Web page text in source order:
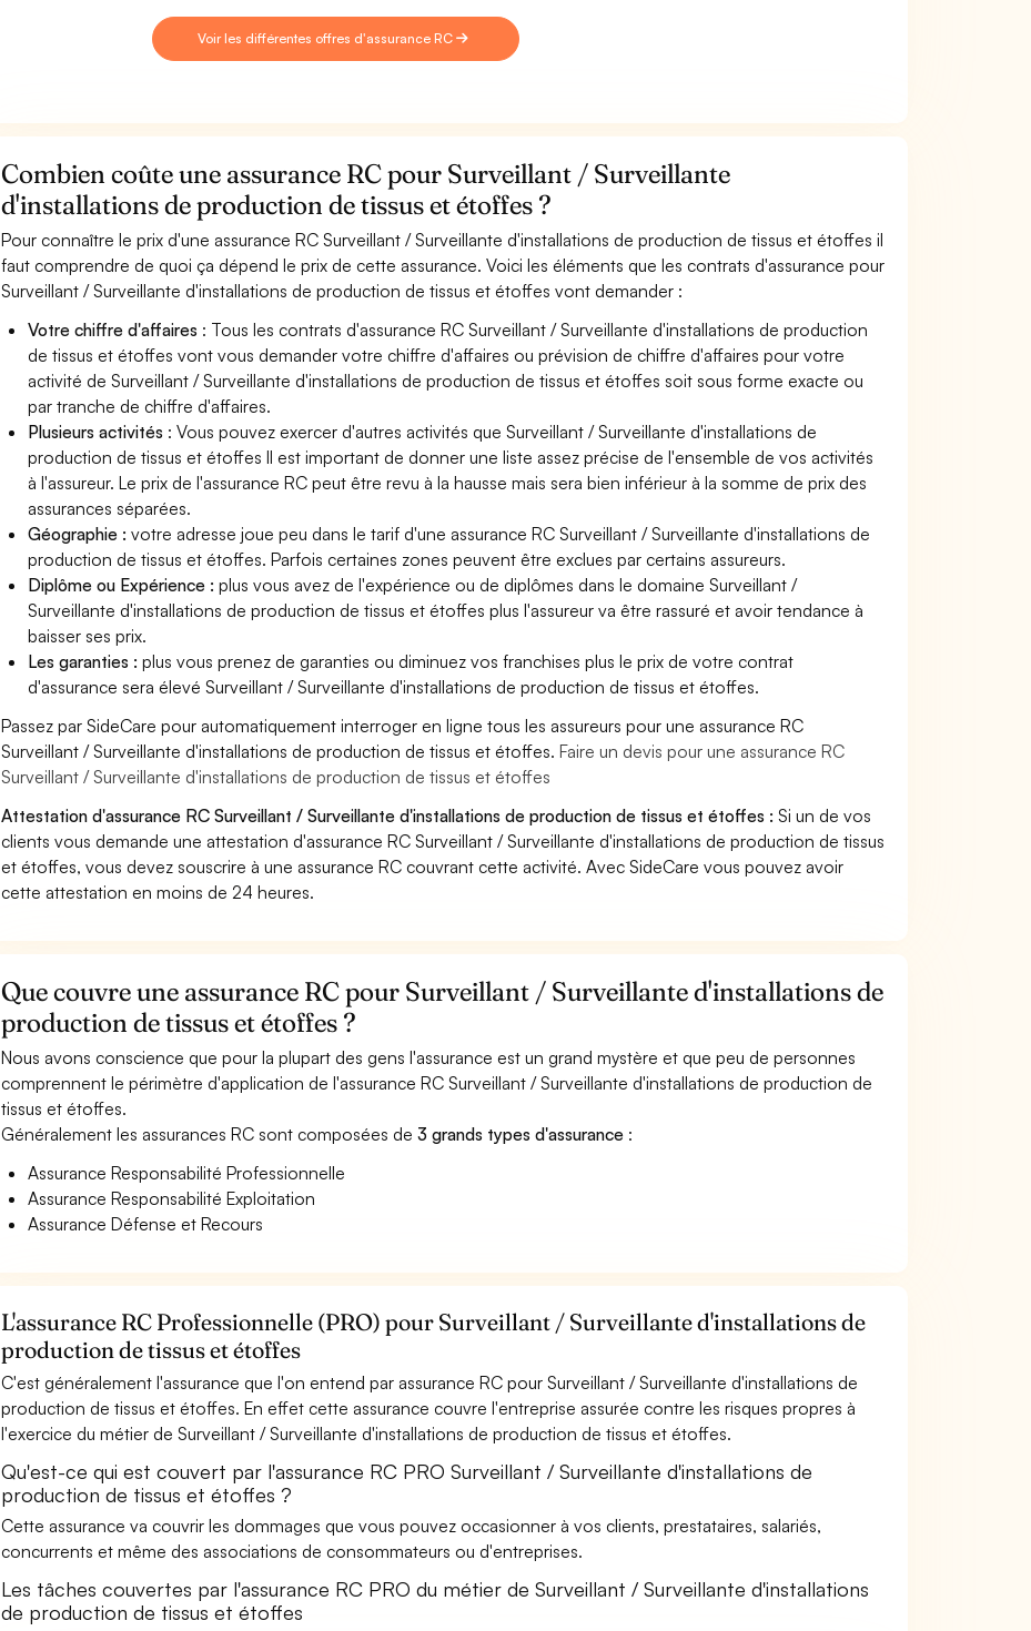
Voir les différentes offres d'assurance RC
Combien coûte une assurance RC pour Surveillant / Surveillante
d'installations de production de tissus et étoffes ?
Pour connaître le prix d'une assurance RC Surveillant / Surveillante d'installations de production de tissus et étoffes il
faut comprendre de quoi ça dépend le prix de cette assurance. Voici les éléments que les contrats d'assurance pour
Surveillant / Surveillante d'installations de production de tissus et étoffes vont demander :
Votre chiffre d'affaires : Tous les contrats d'assurance RC Surveillant / Surveillante d'installations de production
de tissus et étoffes vont vous demander votre chiffre d'affaires ou prévision de chiffre d'affaires pour votre
activité de Surveillant / Surveillante d'installations de production de tissus et étoffes soit sous forme exacte ou
par tranche de chiffre d'affaires.
Plusieurs activités : Vous pouvez exercer d'autres activités que Surveillant / Surveillante d'installations de
production de tissus et étoffes Il est important de donner une liste assez précise de l'ensemble de vos activités
à l'assureur. Le prix de l'assurance RC peut être revu à la hausse mais sera bien inférieur à la somme de prix des
assurances séparées.
Géographie :votre adresse joue peu dans le tarif d'une assurance RC Surveillant / Surveillante d'installations de
production de tissus et étoffes. Parfois certaines zones peuvent être exclues par certains assureurs.
Diplôme ou Expérience :plus vous avez de l'expérience ou de diplômes dans le domaine Surveillant /
Surveillante d'installations de production de tissus et étoffes plus l'assureur va être rassuré et avoir tendance à
baisser ses prix.
Les garanties :plus vous prenez de garanties ou diminuez vos franchises plus le prix de votre contrat
d'assurance sera élevé Surveillant / Surveillante d'installations de production de tissus et étoffes.
Passez par SideCare pour automatiquement interroger en ligne tous les assureurs pour une assurance RC
Surveillant / Surveillante d'installations de production de tissus et étoffes.Faire un devis pour une assurance RC
Surveillant / Surveillante d'installations de production de tissus et étoffes
Attestation d'assurance RC Surveillant / Surveillante d'installations de production de tissus et étoffes : Si un de vos
clients vous demande une attestation d'assurance RC Surveillant / Surveillante d'installations de production de tissus
et étoffes, vous devez souscrire à une assurance RC couvrant cette activité. Avec SideCare vous pouvez avoir
cette attestation en moins de 24 heures.
Que couvre une assurance RC pour Surveillant / Surveillante d'installations de
production de tissus et étoffes ?
Nous avons conscience que pour la plupart des gens l'assurance est un grand mystère et que peu de personnes
comprennent le périmètre d'application de l'assurance RC Surveillant / Surveillante d'installations de production de
tissus et étoffes.
Généralement les assurances RC sont composées de3 grands types d'assurance :
Assurance Responsabilité Professionnelle
Assurance Responsabilité Exploitation
Assurance Défense et Recours
L'assurance RC Professionnelle (PRO) pour Surveillant / Surveillante d'installations de
production de tissus et étoffes
C'est généralement l'assurance que l'on entend par assurance RC pour Surveillant / Surveillante d'installations de
production de tissus et étoffes. En effet cette assurance couvre l'entreprise assurée contre les risques propres à
l'exercice du métier de Surveillant / Surveillante d'installations de production de tissus et étoffes.
Qu'est-ce qui est couvert par l'assurance RC PRO Surveillant / Surveillante d'installations de
production de tissus et étoffes ?
Cette assurance va couvrir les dommages que vous pouvez occasionner à vos clients, prestataires, salariés,
concurrents et même des associations de consommateurs ou d'entreprises.
Les tâches couvertes par l'assurance RC PRO du métier de Surveillant / Surveillante d'installations
de production de tissus et étoffes